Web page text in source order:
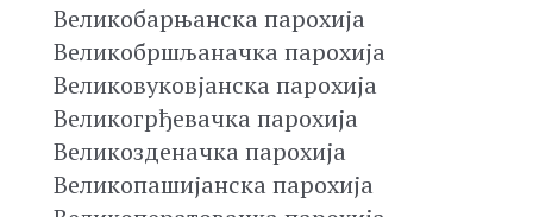
Великобарњанска парохија
Великобршљаначка парохија
Великовуковјанска парохија
Великогрђевачка парохија
Великозденачка парохија
Великопашијанска парохија